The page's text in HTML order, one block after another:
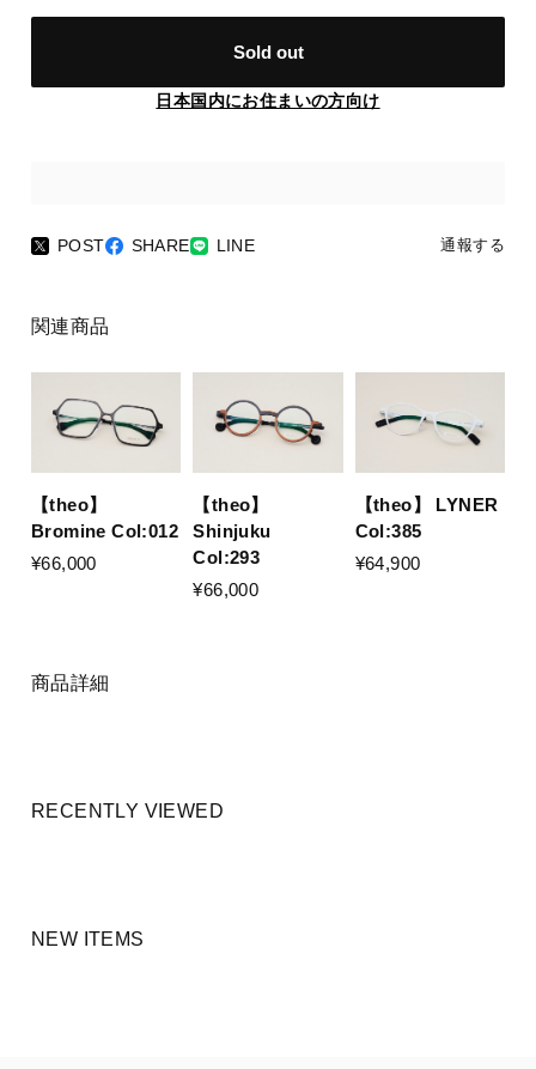
Sold out
日本国内にお住まいの方向け
POST SHARE LINE 通報する
関連商品
【theo】
Bromine Col:012
¥66,000
【theo】
Shinjuku
Col:293
¥66,000
【theo】 LYNER
Col:385
¥64,900
商品詳細
RECENTLY VIEWED
NEW ITEMS